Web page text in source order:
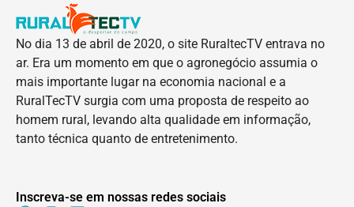
No dia 13 de abril de 2020, o site RuraltecTV entrava no
ar. Era um momento em que o agronegócio assumia o
mais importante lugar na economia nacional e a
RuralTecTV surgia com uma proposta de respeito ao
homem rural, levando alta qualidade em informação,
tanto técnica quanto de entretenimento.
Inscreva-se em nossas redes sociais